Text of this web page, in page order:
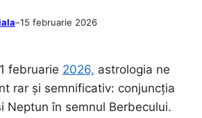
–15 februarie 2026
februarie 2026, astrologia ne
rar și semnificativ: conjuncția
Neptun în semnul Berbecului.